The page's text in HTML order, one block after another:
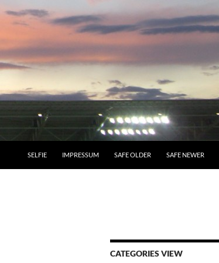
SELFIE IMPRESSUM SAFE OLDER SAFE NEWER
CATEGORIES VIEW